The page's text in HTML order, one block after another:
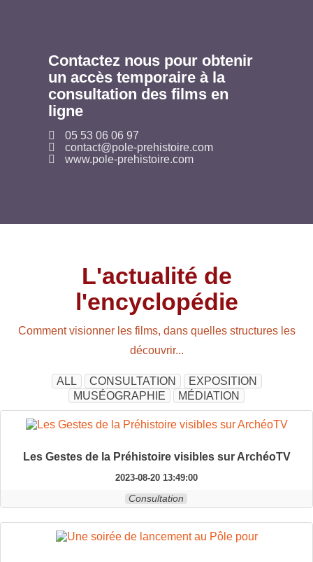
Contactez nous pour obtenir
un accès temporaire à la
consultation des films en
ligne
05 53 06 06 97
contact@pole-prehistoire.com
www.pole-prehistoire.com
L'actualité de
l'encyclopédie
Comment visionner les films, dans quelles structures les
découvrir...
ALL CONSULTATION
EXPOSITION
MUSÉOGRAPHIE
MÉDIATION
Les Gestes de la Préhistoire visibles sur ArchéoTV
2023-08-20 13:49:00
Consultation